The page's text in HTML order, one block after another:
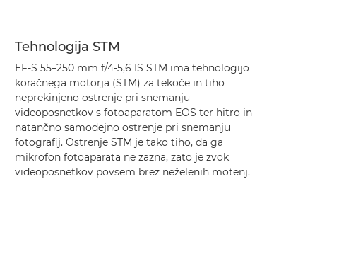
Tehnologija STM
EF-S 55–250 mm f/4-5,6 IS STM ima tehnologijo
koračnega motorja (STM) za tekoče in tiho
neprekinjeno ostrenje pri snemanju
videoposnetkov s fotoaparatom EOS ter hitro in
natančno samodejno ostrenje pri snemanju
fotografij. Ostrenje STM je tako tiho, da ga
mikrofon fotoaparata ne zazna, zato je zvok
videoposnetkov povsem brez neželenih motenj.